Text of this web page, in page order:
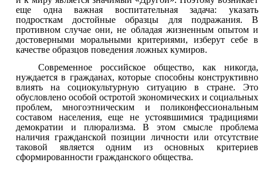
еще одна важная воспитательная задача: указать
подросткам достойные образцы для подражания. В
противном случае они, не обладая жизненным опытом и
достоверными моральными критериями, изберут себе в
качестве образцов поведения ложных кумиров.
Современное российское общество, как никогда,
нуждается в гражданах, которые способны конструктивно
влиять на социокультурную ситуацию в стране. Это
обусловлено особой остротой экономических и социальных
проблем, многоэтническим и поликонфессиональным
составом населения, еще не устоявшимися традициями
демократии и плюрализма. В этом смысле проблема
наличия гражданской позиции личности или отсутствие
таковой является одним из основных критериев
сформированности гражданского общества.